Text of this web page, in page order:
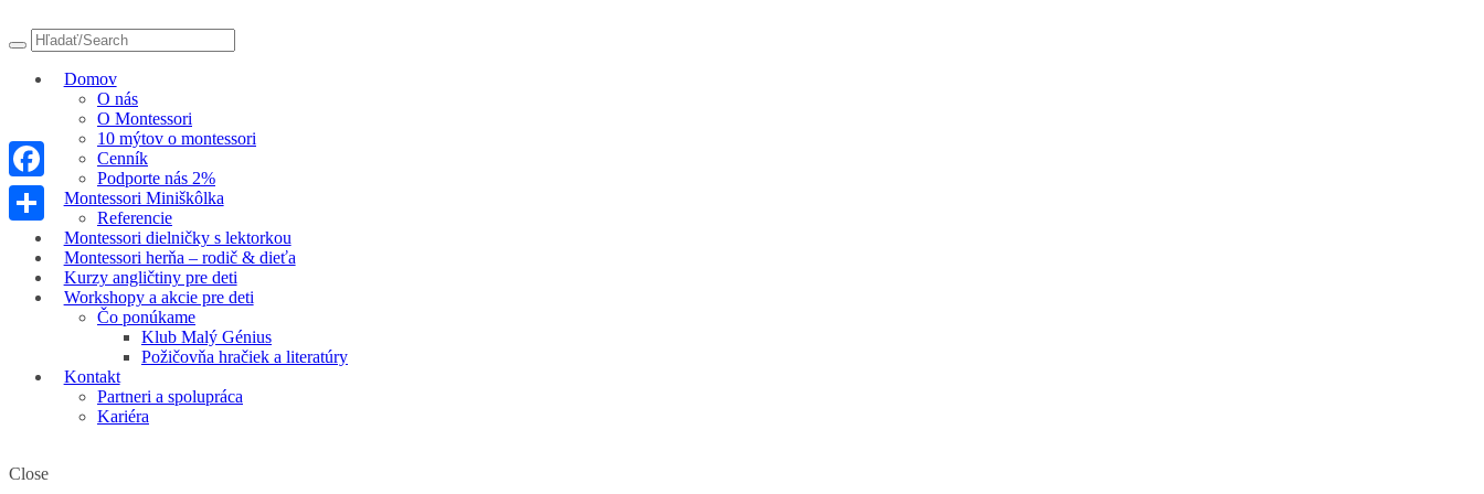
Domov
O nás
O Montessori
10 mýtov o montessori
Cenník
Podporte nás 2%
Montessori Miniškôlka
Referencie
Montessori dielničky s lektorkou
Montessori herňa – rodič & dieťa
Kurzy angličtiny pre deti
Workshopy a akcie pre deti
Čo ponúkame
Klub Malý Génius
Požičovňa hračiek a literatúry
Kontakt
Partneri a spolupráca
Kariéra
Close
Facebook
Share